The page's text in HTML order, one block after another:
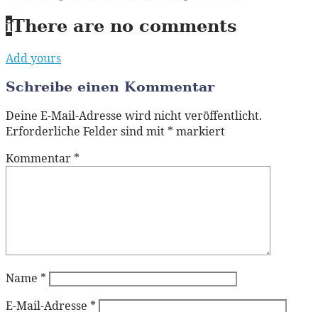
iThere are no comments
Add yours
Schreibe einen Kommentar
Deine E-Mail-Adresse wird nicht veröffentlicht.
Erforderliche Felder sind mit * markiert
Kommentar *
Name *
E-Mail-Adresse *